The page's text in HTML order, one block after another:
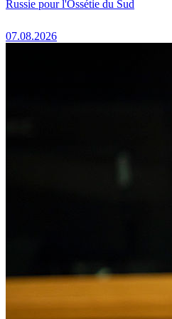
Russie pour l'Ossétie du Sud
07.08.2026